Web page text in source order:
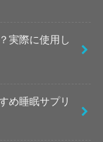
実際に使用し
め睡眠サプリ